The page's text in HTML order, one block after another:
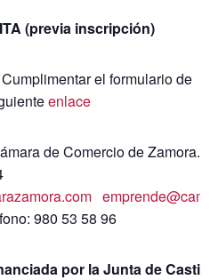
(previa inscripción)
Cumplimentar el formulario de
enlace
de Comercio de Zamora. C/
980 53 58 96
por la Junta de Castilla